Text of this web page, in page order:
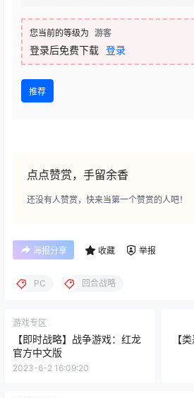
您当前的等级为 游客
登录后免费下载 登录
推荐
点点赞赏，手留余香
还没有人赞赏，快来当第一个赞赏的人吧！
海报分享 收藏 举报
PC 回合战略
游戏专区
【即时战略】战争游戏：红龙
官方中文版
2023-6-2 16:09:20
【